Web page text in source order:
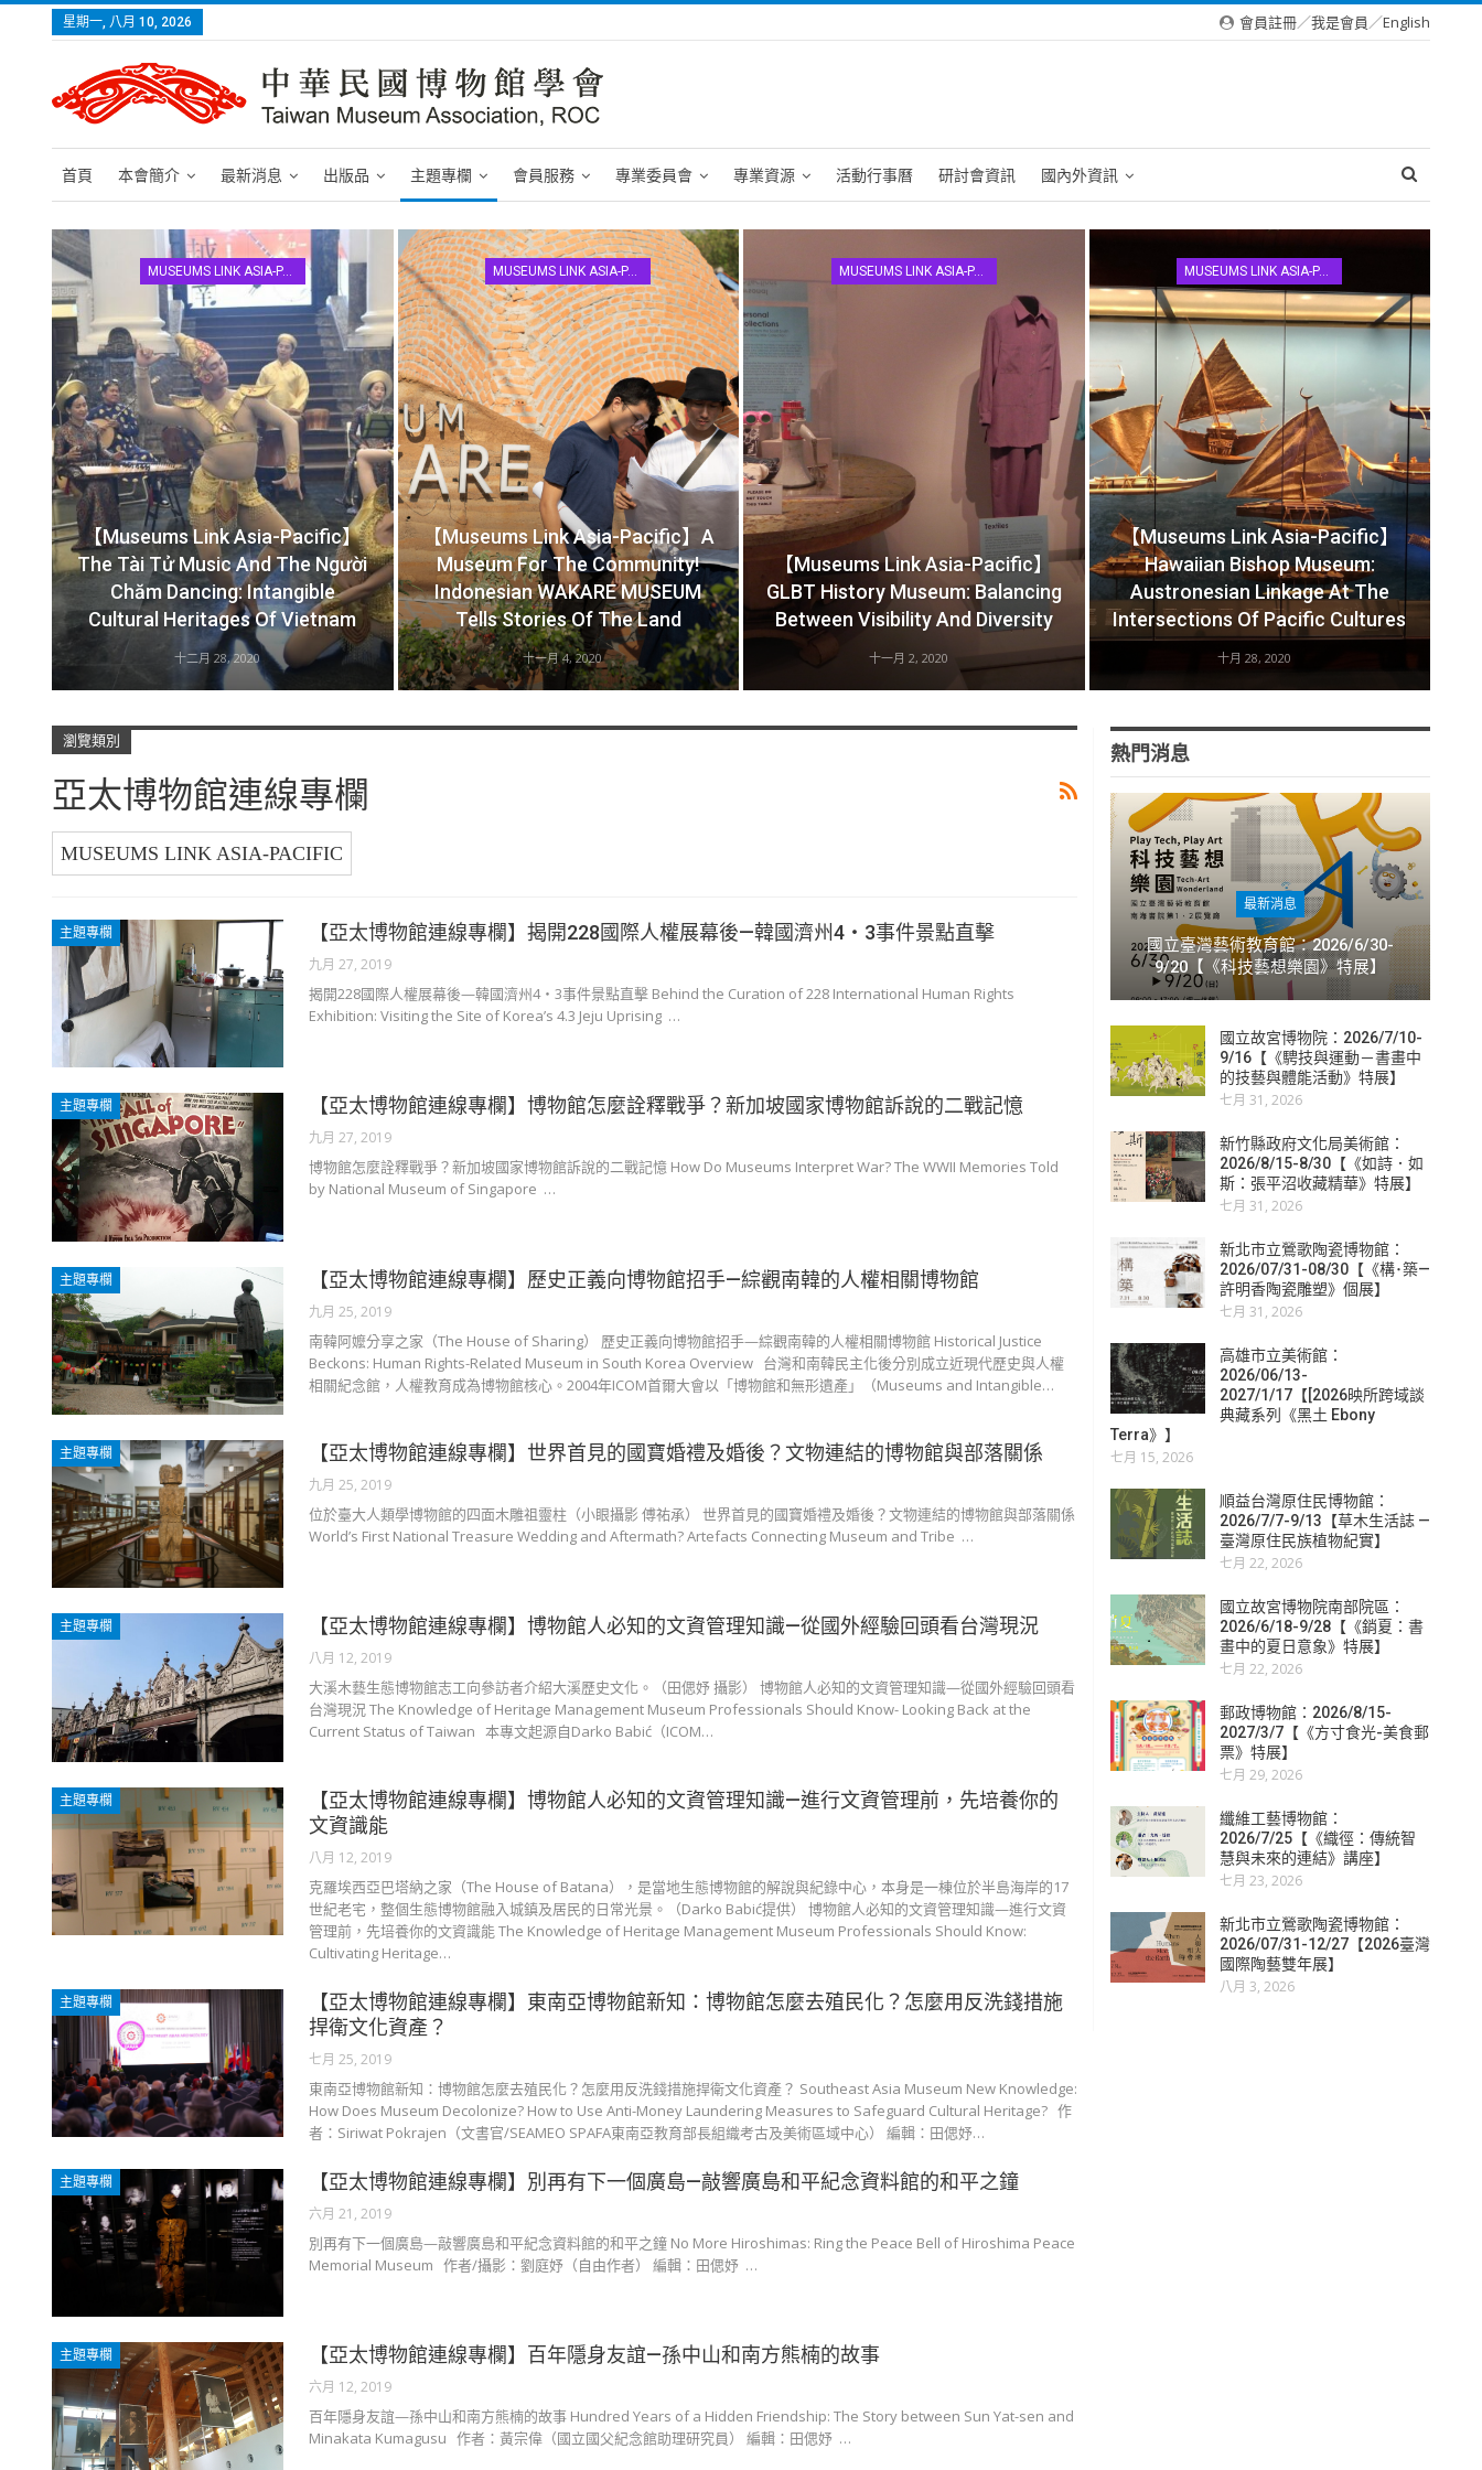
星期一, 八月 10, 2026 會員註冊／我是會員／English
首頁 本會簡介 最新消息 出版品 主題專欄 會員服務 專業委員會 專業資源 活動行事曆 研討會資訊 國內外資訊
MUSEUMS LINK ASIA-PACIFIC
【Museums Link Asia-Pacific】
The Tài Tử Music And The Người
Chăm Dancing: Intangible
Cultural Heritages Of Vietnam
十二月 28, 2020
MUSEUMS LINK ASIA-PACIFIC
【Museums Link Asia-Pacific】A
Museum For The Community!
Indonesian WAKARE MUSEUM
Tells Stories Of The Land
十一月 4, 2020
MUSEUMS LINK ASIA-PACIFIC
【Museums Link Asia-Pacific】
GLBT History Museum: Balancing
Between Visibility And Diversity
十一月 2, 2020
MUSEUMS LINK ASIA-PACIFIC
【Museums Link Asia-Pacific】
Hawaiian Bishop Museum:
Austronesian Linkage At The
Intersections Of Pacific Cultures
十月 28, 2020
瀏覽類別
亞太博物館連線專欄
MUSEUMS LINK ASIA-PACIFIC
主題專欄 【亞太博物館連線專欄】揭開228國際人權展幕後—韓國濟州4‧3事件景點直擊
九月 27, 2019
揭開228國際人權展幕後—韓國濟州4‧3事件景點直擊 Behind the Curation of 228 International Human Rights
Exhibition: Visiting the Site of Korea’s 4.3 Jeju Uprising …
主題專欄 【亞太博物館連線專欄】博物館怎麼詮釋戰爭？新加坡國家博物館訴說的二戰記憶
九月 27, 2019
博物館怎麼詮釋戰爭？新加坡國家博物館訴說的二戰記憶 How Do Museums Interpret War? The WWII Memories Told
by National Museum of Singapore …
主題專欄 【亞太博物館連線專欄】歷史正義向博物館招手—綜觀南韓的人權相關博物館
九月 25, 2019
南韓阿嬤分享之家（The House of Sharing） 歷史正義向博物館招手—綜觀南韓的人權相關博物館 Historical Justice
Beckons: Human Rights-Related Museum in South Korea Overview 台灣和南韓民主化後分別成立近現代歷史與人權
相關紀念館，人權教育成為博物館核心。2004年ICOM首爾大會以「博物館和無形遺產」（Museums and Intangible…
主題專欄 【亞太博物館連線專欄】世界首見的國寶婚禮及婚後？文物連結的博物館與部落關係
九月 25, 2019
位於臺大人類學博物館的四面木雕祖靈柱（小眼攝影 傅祐承） 世界首見的國寶婚禮及婚後？文物連結的博物館與部落關係
World’s First National Treasure Wedding and Aftermath? Artefacts Connecting Museum and Tribe …
主題專欄 【亞太博物館連線專欄】博物館人必知的文資管理知識—從國外經驗回頭看台灣現況
八月 12, 2019
大溪木藝生態博物館志工向參訪者介紹大溪歷史文化。（田偲妤 攝影） 博物館人必知的文資管理知識—從國外經驗回頭看
台灣現況 The Knowledge of Heritage Management Museum Professionals Should Know- Looking Back at the
Current Status of Taiwan 本專文起源自Darko Babić（ICOM…
主題專欄
【亞太博物館連線專欄】博物館人必知的文資管理知識—進行文資管理前，先培養你的
文資識能
八月 12, 2019
克羅埃西亞巴塔納之家（The House of Batana），是當地生態博物館的解說與紀錄中心，本身是一棟位於半島海岸的17
世紀老宅，整個生態博物館融入城鎮及居民的日常光景。（Darko Babić提供） 博物館人必知的文資管理知識—進行文資
管理前，先培養你的文資識能 The Knowledge of Heritage Management Museum Professionals Should Know:
Cultivating Heritage…
主題專欄
【亞太博物館連線專欄】東南亞博物館新知：博物館怎麼去殖民化？怎麼用反洗錢措施
捍衛文化資產？
七月 25, 2019
東南亞博物館新知：博物館怎麼去殖民化？怎麼用反洗錢措施捍衛文化資產？ Southeast Asia Museum New Knowledge:
How Does Museum Decolonize? How to Use Anti-Money Laundering Measures to Safeguard Cultural Heritage? 作
者：Siriwat Pokrajen（文書官∕SEAMEO SPAFA東南亞教育部長組織考古及美術區域中心） 編輯：田偲妤…
主題專欄 【亞太博物館連線專欄】別再有下一個廣島—敲響廣島和平紀念資料館的和平之鐘
六月 21, 2019
別再有下一個廣島—敲響廣島和平紀念資料館的和平之鐘 No More Hiroshimas: Ring the Peace Bell of Hiroshima Peace
Memorial Museum 作者∕攝影：劉庭妤（自由作者） 編輯：田偲妤 …
主題專欄 【亞太博物館連線專欄】百年隱身友誼—孫中山和南方熊楠的故事
六月 12, 2019
百年隱身友誼—孫中山和南方熊楠的故事 Hundred Years of a Hidden Friendship: The Story between Sun Yat-sen and
Minakata Kumagusu 作者：黃宗偉（國立國父紀念館助理研究員） 編輯：田偲妤 …
熱門消息
最新消息
國立臺灣藝術教育館：2026/6/30-
9/20【《科技藝想樂園》特展】
國立故宮博物院：2026/7/10-
9/16【《騁技與運動－書畫中
的技藝與體能活動》特展】
七月 31, 2026
新竹縣政府文化局美術館：
2026/8/15-8/30【《如詩．如
斯：張平沼收藏精華》特展】
七月 31, 2026
新北市立鶯歌陶瓷博物館：
2026/07/31-08/30【《構･築—
許明香陶瓷雕塑》個展】
七月 31, 2026
高雄市立美術館：
2026/06/13-
2027/1/17【[2026映所跨域談
典藏系列《黑土 Ebony
Terra》】
七月 15, 2026
順益台灣原住民博物館：
2026/7/7-9/13【草木生活誌 —
臺灣原住民族植物紀實】
七月 22, 2026
國立故宮博物院南部院區：
2026/6/18-9/28【《銷夏：書
畫中的夏日意象》特展】
七月 22, 2026
郵政博物館：2026/8/15-
2027/3/7【《方寸食光-美食郵
票》特展】
七月 29, 2026
纖維工藝博物館：
2026/7/25【《織徑：傳統智
慧與未來的連結》講座】
七月 23, 2026
新北市立鶯歌陶瓷博物館：
2026/07/31-12/27【2026臺灣
國際陶藝雙年展】
八月 3, 2026